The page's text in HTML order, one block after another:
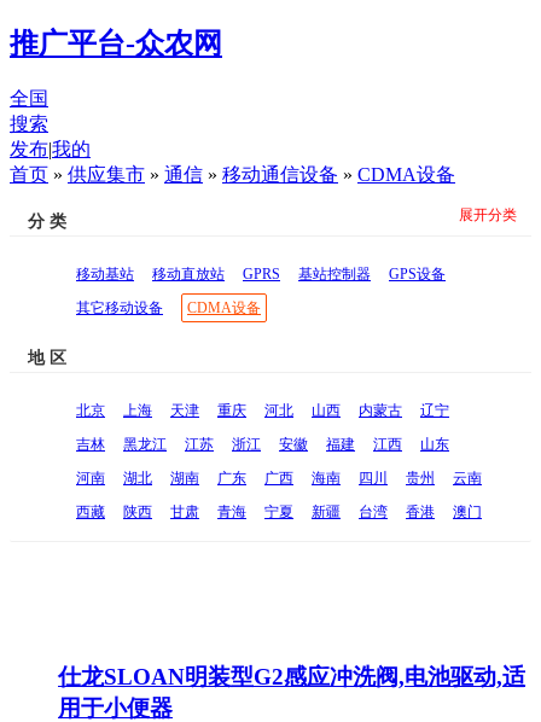
推广平台-众农网
全国
搜索
发布|我的
首页 » 供应集市 » 通信 » 移动通信设备 » CDMA设备
分 类
移动基站 移动直放站 GPRS 基站控制器
GPS设备
其它移动设备
CDMA设备
展开分类
地 区
北京 上海 天津 重庆 河北 山西 内蒙古
辽宁
吉林
黑龙江 江苏 浙江 安徽 福建 江西
山东
河南
湖北 湖南 广东 广西 海南 四川 贵州
云南
西藏
陕西 甘肃 青海 宁夏 新疆 台湾 香港 澳门
仕龙SLOAN明装型G2感应冲洗阀,电池驱动,适
用于小便器